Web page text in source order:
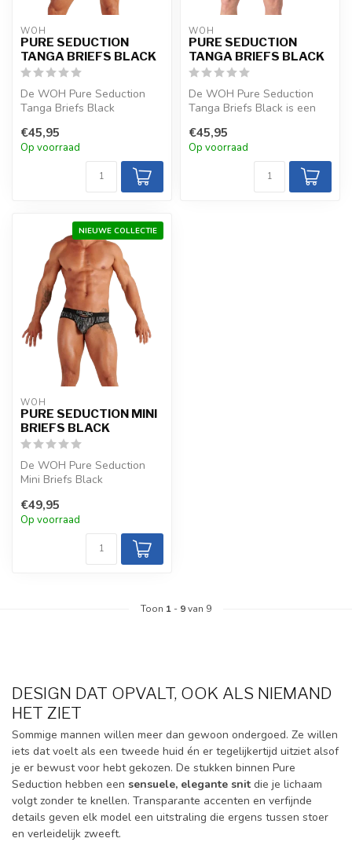
WOH
PURE SEDUCTION
TANGA BRIEFS BLACK
De WOH Pure Seduction
Tanga Briefs Black
transparante elemen...
€45,95
Op voorraad
WOH
PURE SEDUCTION
TANGA BRIEFS BLACK
De WOH Pure Seduction
Tanga Briefs Black is een
me...
€45,95
Op voorraad
NIEUWE COLLECTIE
WOH
PURE SEDUCTION MINI
BRIEFS BLACK
De WOH Pure Seduction
Mini Briefs Black
basis met goudkleu...
€49,95
Op voorraad
Toon 1 - 9van 9
DESIGN DAT OPVALT, OOK ALS NIEMAND
HET ZIET
Sommige mannen willen meer dan gewoon ondergoed. Ze willen
iets dat voelt als een tweede huid én er tegelijkertijd uitziet alsof
je er bewust voor hebt gekozen. De stukken binnen Pure
Seduction hebben een sensuele, elegante snit die je lichaam
volgt zonder te knellen. Transparante accenten en verfijnde
details geven elk model een uitstraling die ergens tussen stoer
en verleidelijk zweeft.